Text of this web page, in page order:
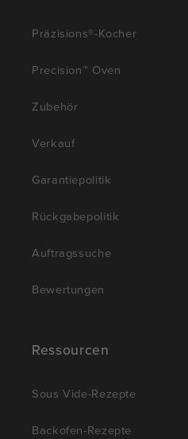
Präzisions®-Kocher
Precision™ Oven
Zubehör
Verkauf
Garantiepolitik
Rückgabepolitik
Auftragssuche
Bewertungen
Ressourcen
Sous Vide-Rezepte
Backofen-Rezepte